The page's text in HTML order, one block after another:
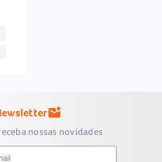
mark_email_unread
nossas novidades